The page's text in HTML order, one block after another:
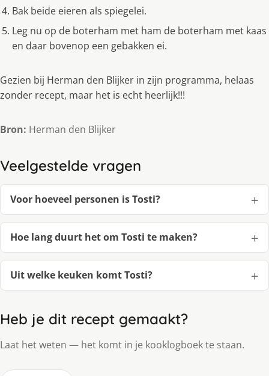
Bak beide eieren als spiegelei.
Leg nu op de boterham met ham de boterham met kaas
en daar bovenop een gebakken ei.
Gezien bij Herman den Blijker in zijn programma, helaas
zonder recept, maar het is echt heerlijk!!!
Bron: Herman den Blijker
Veelgestelde vragen
Voor hoeveel personen is Tosti?
Hoe lang duurt het om Tosti te maken?
Uit welke keuken komt Tosti?
Heb je dit recept gemaakt?
Laat het weten — het komt in je kooklogboek te staan.